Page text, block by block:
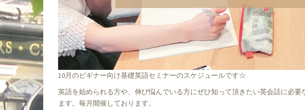
10月のビギナー向け基礎英語セミナーのスケジュールです☆
英語を始められる方や、伸び悩んでいる方にぜひ知って頂きたい英会話に必
ます。毎月開催しております。